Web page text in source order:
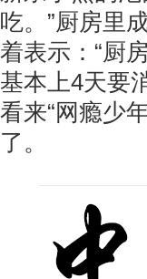
吃。”厨房里
着表示：“厨
基本上4天要
看来“网瘾少
了。